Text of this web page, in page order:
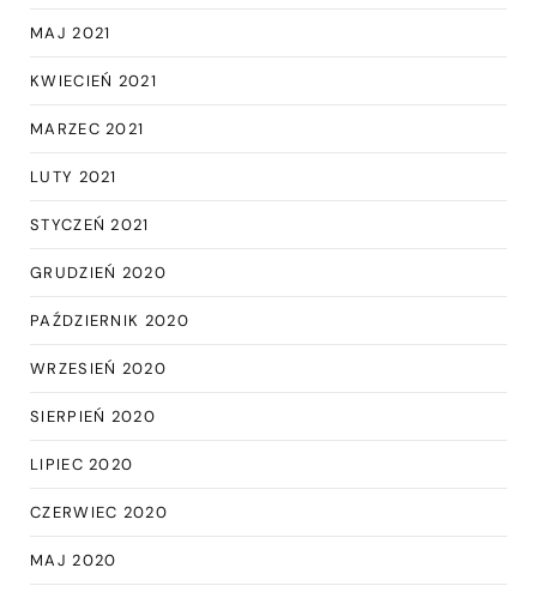
MAJ 2021
KWIECIEŃ 2021
MARZEC 2021
LUTY 2021
STYCZEŃ 2021
GRUDZIEŃ 2020
PAŹDZIERNIK 2020
WRZESIEŃ 2020
SIERPIEŃ 2020
LIPIEC 2020
CZERWIEC 2020
MAJ 2020